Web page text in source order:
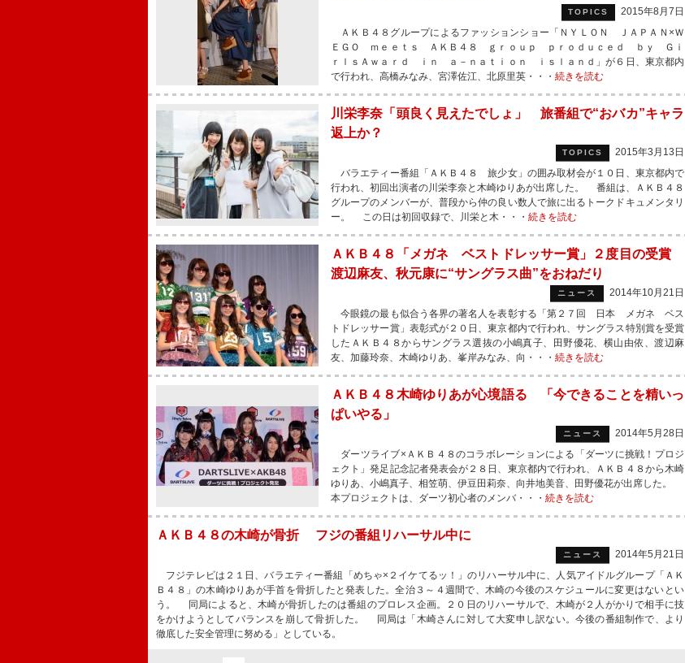
TOPICS
2015年8月7日
ＡＫＢ４８グループによるファッションショー「ＮＹＬＯＮ ＪＡＰＡＮ×Ｗ
ＥＧＯ ｍｅｅｔｓ ＡＫＢ４８ ｇｒｏｕｐ ｐｒｏｄｕｃｅｄ ｂｙ Ｇｉ
ｒｌｓＡｗａｒｄ ｉｎ ａ－ｎａｔｉｏｎ ｉｓｌａｎｄ」が６日、東京都内
で行われ、高橋みなみ、宮澤佐江、北原里英・・・ 続きを読む
川栄李奈「頭良く見えたでしょ」 旅番組で“おバカ”キャラ
返上か？
TOPICS
2015年3月13日
バラエティー番組「ＡＫＢ４８ 旅少女」の囲み取材会が１０日、東京都内で
行われ、初回出演者の川栄李奈と木崎ゆりあが出席した。 番組は、ＡＫＢ４８
グループのメンバーが、普段から仲の良い数人で旅に出るトークドキュメンタリ
ー。 この日は初回収録で、川栄と木・・・ 続きを読む
ＡＫＢ４８「メガネ ベストドレッサー賞」２度目の受賞
渡辺麻友、秋元康に“サングラス曲”をおねだり
ニュース
2014年10月21日
今眼鏡の最も似合う各界の著名人を表彰する「第２７回 日本 メガネ ベス
トドレッサー賞」表彰式が２０日、東京都内で行われ、サングラス特別賞を受賞
したＡＫＢ４８からサングラス選抜の小嶋真子、田野優花、横山由依、渡辺麻
友、加藤玲奈、木崎ゆりあ、峯岸みなみ、向・・・ 続きを読む
ＡＫＢ４８木崎ゆりあが心境語る 「今できることを精いっ
ぱいやる」
ニュース
2014年5月28日
ダーツライブ×ＡＫＢ４８のコラボレーションによる「ダーツに挑戦！プロジ
ェクト」発足記念記者発表会が２８日、東京都内で行われ、ＡＫＢ４８から木崎
ゆりあ、小嶋真子、相笠萌、伊豆田莉奈、向井地美音、田野優花が出席した。
本プロジェクトは、ダーツ初心者のメンバ・・・ 続きを読む
ＡＫＢ４８の木崎が骨折 フジの番組リハーサル中に
ニュース
2014年5月21日
フジテレビは２１日、バラエティー番組「めちゃ×２イケてるッ！」のリハーサル中に、人気アイドルグループ「ＡＫ
Ｂ４８」の木崎ゆりあが手首を骨折したと発表した。全治３～４週間で、木崎の今後のスケジュールに変更はないとい
う。 同局によると、木崎が骨折したのは番組のプロレス企画。２０日のリハーサルで、木崎が２人がかりで相手に技
をかけようとしてバランスを崩して骨折した。 同局は「木崎さんに対して大変申し訳ない。今後の番組制作で、より
徹底した安全管理に努める」としている。